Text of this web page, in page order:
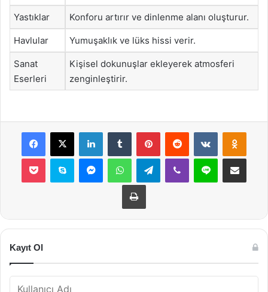
Yastıklar Konforu artırır ve dinlenme alanı oluşturur.
Havlular Yumuşaklık ve lüks hissi verir.
Sanat
Eserleri
Kişisel dokunuşlar ekleyerek atmosferi
zenginleştirir.
Facebook
X LinkedInTumblr PinterestReddit VKontakte
Pocket Skype MessengerWhatsAppTelegramViber Line E-Posta ile
Yazdır
Kayıt Ol